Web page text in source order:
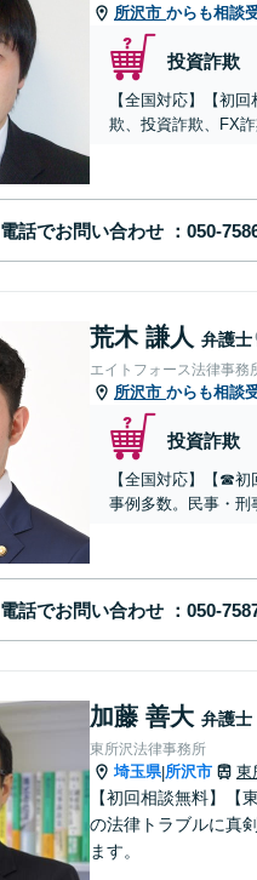
所沢市 からも相談
投資詐欺
【全国対応】【初
欺、投資詐欺、FX
電話でお問い合わせ
荒木 謙人 弁護士
エイトフォース法律事務
所沢市 からも相談
投資詐欺
【全国対応】【☎︎
事例多数。民事・刑
電話でお問い合わせ
加藤 善大 弁護士
東所沢法律事務所
埼玉県|所沢市 東
【初回相談無料】【
の法律トラブルに真
ます。